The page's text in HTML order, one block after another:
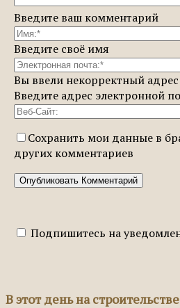
Введите ваш комментарий
Введите своё имя
Вы ввели некорректный
Введите адрес электронной
Сохранить мои данные в
других комментариев
Подпишитесь на
В этот день на